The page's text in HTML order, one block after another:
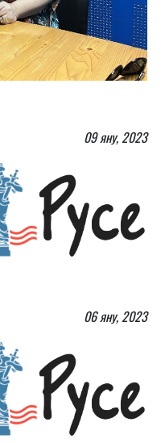
09 яну, 2023
06 яну, 2023